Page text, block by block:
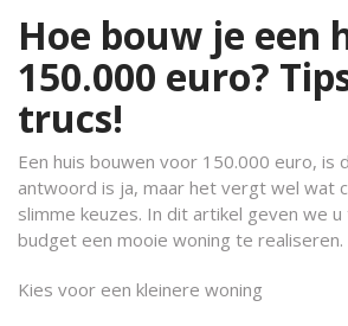
Hoe bouw je een
150.000 euro?
trucs!
Een huis bouwen voor 150.000 euro, is
antwoord is ja, maar het vergt wel wat
slimme keuzes. In dit artikel geven we
budget een mooie woning te realiseren.
Kies voor een kleinere woning